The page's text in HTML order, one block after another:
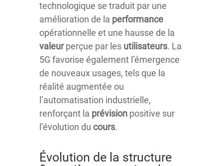
technologique se traduit par une
amélioration de la performance
opérationnelle et une hausse de la
valeurperçue par les utilisateurs. La
5G favorise également l’émergence
de nouveaux usages, tels que la
réalité augmentée ou
l’automatisation industrielle,
renforçant la prévision positive sur
l’évolution du cours.
Évolution de la structure